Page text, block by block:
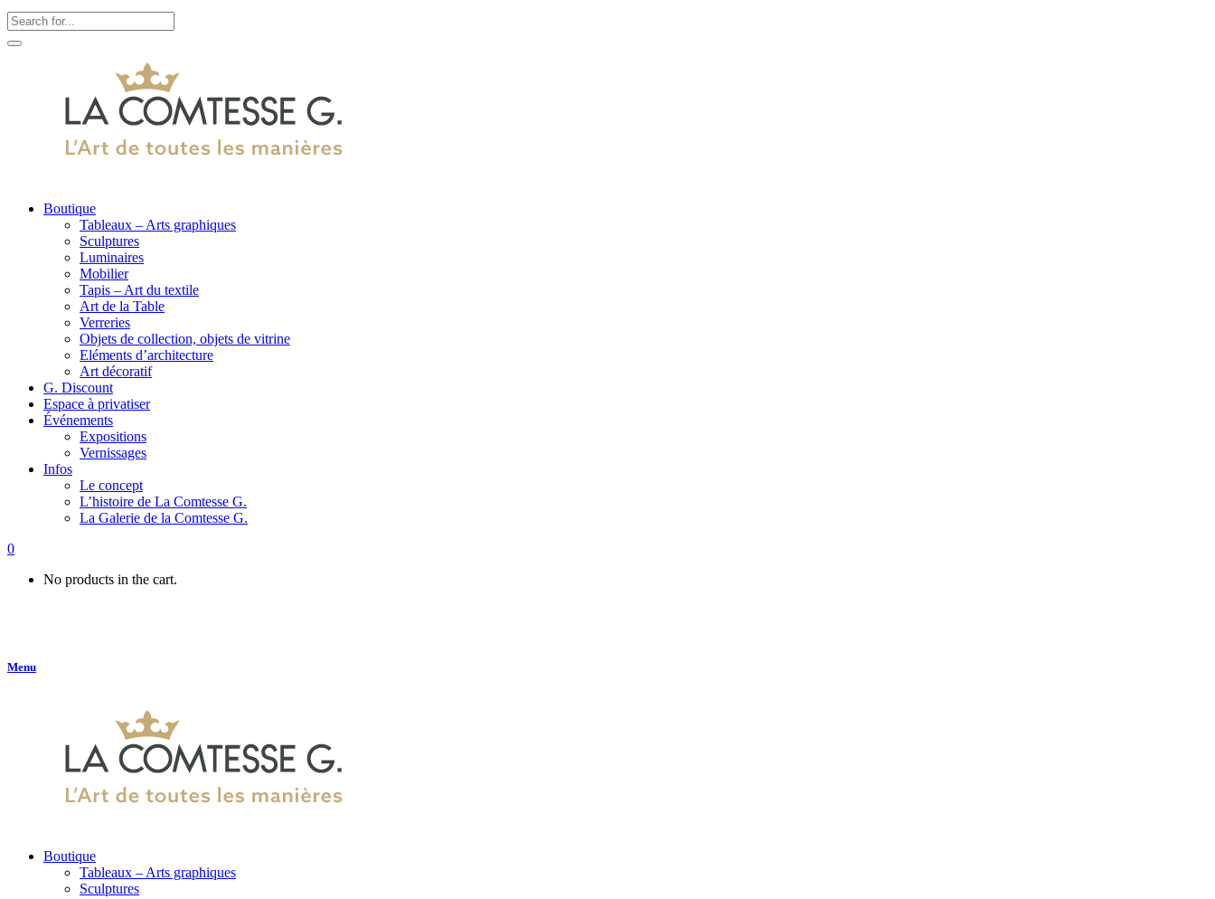
Boutique
Tableaux – Arts graphiques
Sculptures
Luminaires
Mobilier
Tapis – Art du textile
Art de la Table
Verreries
Objets de collection, objets de vitrine
Eléments d’architecture
Art décoratif
G. Discount
Espace à privatiser
Événements
Expositions
Vernissages
Infos
Le concept
L’histoire de La Comtesse G.
La Galerie de la Comtesse G.
0
No products in the cart.
Menu
Boutique
Tableaux – Arts graphiques
Sculptures